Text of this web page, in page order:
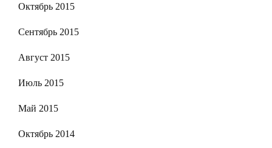
Октябрь 2015
Сентябрь 2015
Август 2015
Июль 2015
Май 2015
Октябрь 2014